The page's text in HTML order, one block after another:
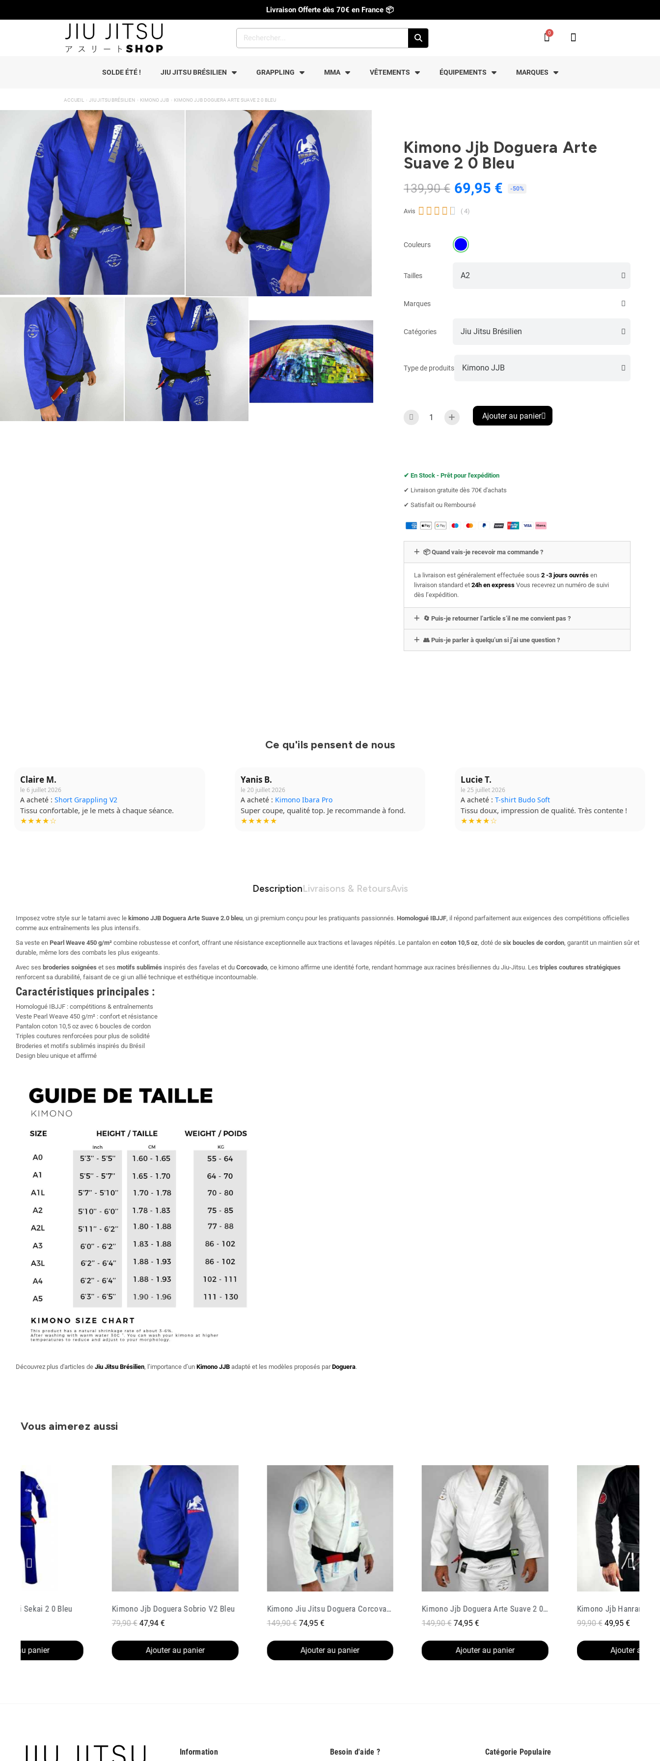
Livraison Offerte dès 70€ en France 📦
SOLDE ÉTÉ ! JIU JITSU BRÉSILIEN GRAPPLING MMA VÊTEMENTS ÉQUIPEMENTS MARQUES
ACCUEIL JIU JITSU BRÉSILIEN KIMONO JJB KIMONO JJB DOGUERA ARTE SUAVE 2 0 BLEU
Kimono Jjb Doguera Arte
Suave 2 0 Bleu
139,90 € 69,95 € -50%
Avis      ( 4)
Couleurs
Tailles
Marques
Catégories
Type de produits
Ajouter au panier
✔︎ En Stock - Prêt pour l'expédition
✔︎ Livraison gratuite dès 70€ d'achats
✔︎ Satisfait ou Remboursé
📦 Quand vais-je recevoir ma commande ?
La livraison est généralement effectuée sous 2 -3 jours ouvrés en
livraison standard et24h en expressVous recevrez un numéro de suivi
dès l’expédition.
🔄 Puis-je retourner l’article s’il ne me convient pas ?
👥 Puis-je parler à quelqu’un si j’ai une question ?
Ce qu'ils pensent de nous
Claire M.
le 6 juillet 2026
A acheté :Short Grappling V2
Tissu confortable, je le mets à chaque séance.
★★★★☆
Yanis B.
le 20 juillet 2026
A acheté : Kimono Ibara Pro
Super coupe, qualité top. Je recommande à fond.
★★★★★
Lucie T.
le 25 juillet 2026
A acheté :T-shirt Budo Soft
Tissu doux, impression de qualité. Très contente !
★★★★☆
DescriptionLivraisons & RetoursAvis
Imposez votre style sur le tatami avec le kimono JJB Doguera Arte Suave 2.0 bleu, un gi premium conçu pour les pratiquants passionnés. Homologué IBJJF, il répond parfaitement aux exigences des compétitions officielles
comme aux entraînements les plus intensifs.
Sa veste en Pearl Weave 450 g/m² combine robustesse et confort, offrant une résistance exceptionnelle aux tractions et lavages répétés. Le pantalon en coton 10,5 oz, doté de six boucles de cordon, garantit un maintien sûr et
durable, même lors des combats les plus exigeants.
Avec ses broderies soignées et ses motifs sublimés inspirés des favelas et du Corcovado, ce kimono affirme une identité forte, rendant hommage aux racines brésiliennes du Jiu-Jitsu. Les triples coutures stratégiques
renforcent sa durabilité, faisant de ce gi un allié technique et esthétique incontournable.
Caractéristiques principales :
Homologué IBJJF : compétitions & entraînements
Veste Pearl Weave 450 g/m² : confort et résistance
Pantalon coton 10,5 oz avec 6 boucles de cordon
Triples coutures renforcées pour plus de solidité
Broderies et motifs sublimés inspirés du Brésil
Design bleu unique et affirmé
Découvrez plus d'articles de Jiu Jitsu Brésilien, l’importance d’un Kimono JJB adapté et les modèles proposés parDoguera.
Vous aimerez aussi
Sobrio V2 Bleu
au panier
Kimono Jiu Jitsu Doguera Corcovado Blanc
149,90 € 74,95 €
Ajouter au panier
Kimono Jjb Doguera Arte Suave 2 0 Blanc
149,90 € 74,95 €
Ajouter au panier
Kimono Jjb Hanran Kanso Noir
99,90 € 49,95 €
Ajouter au panier
79,90 € 47,94 €
Ajouter au
Information Besoin d'aide ? Catégorie Populaire